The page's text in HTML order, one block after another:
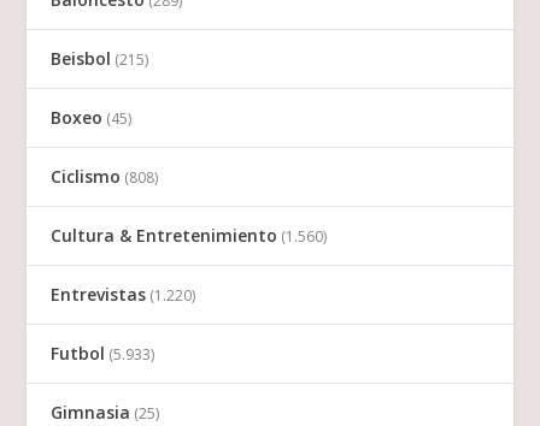
Beisbol (215)
Boxeo (45)
Ciclismo (808)
Cultura & Entretenimiento (1.560)
Entrevistas (1.220)
Futbol (5.933)
Gimnasia (25)